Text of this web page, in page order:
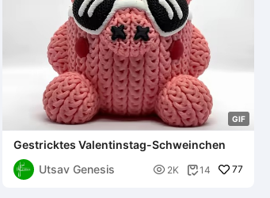
GIF
Gestricktes Valentinstag-Schweinchen
Utsav Genesis
 2K 14 77